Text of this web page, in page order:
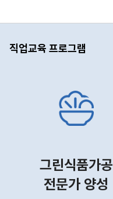
직업교육 프로그램
그린식품가공
전문가 양성